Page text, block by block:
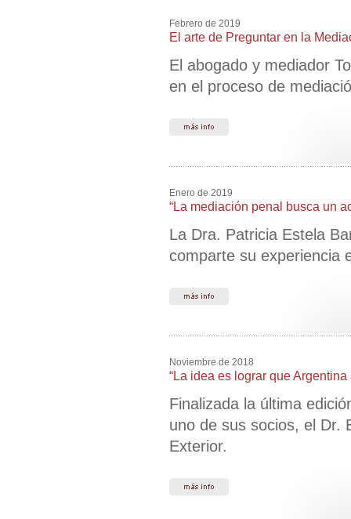
Febrero de 2019
El arte de Preguntar en la
El abogado y mediador
en el proceso de
Enero de 2019
“La mediación penal busca un
La Dra. Patricia Estela
comparte su experiencia
Noviembre de 2018
“La idea es lograr que
Finalizada la última
uno de sus socios, el Dr.
Exterior.